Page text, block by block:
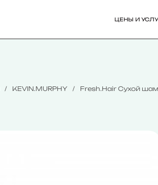
ЦЕНЫ И
KEVIN.MURPHY Fresh.Hair Сухой